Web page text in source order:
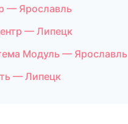
— Ярославль
— Липецк
Модуль — Ярославль
— Липецк